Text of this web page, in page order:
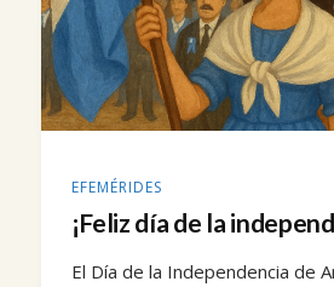
EFEMÉRIDES
¡Feliz día de la
El Día de la Independencia de